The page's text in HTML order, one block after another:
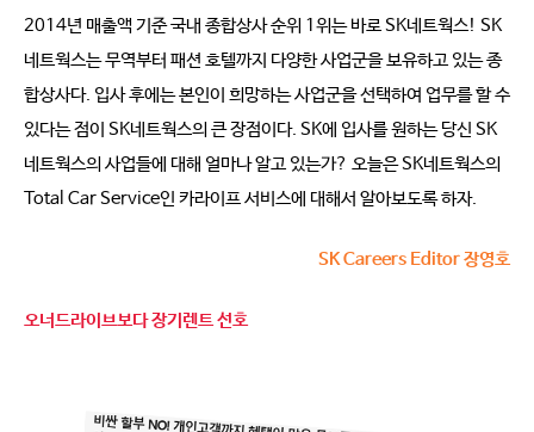
2014년 매출액 기준 국내 종합상사 순위 1위는 바로 SK네트웍스! SK
네트웍스는 무역부터 패션 호텔까지 다양한 사업군을 보유하고 있는 종
합상사다. 입사 후에는 본인이 희망하는 사업군을 선택하여 업무를 할 수
있다는 점이 SK네트웍스의 큰 장점이다. SK에 입사를 원하는 당신 SK
네트웍스의 사업들에 대해 얼마나 알고 있는가? 오늘은 SK네트웍스의
Total Car Service인 카라이프 서비스에 대해서 알아보도록 하자.
SK Careers Editor 장영호
오너드라이브보다 장기렌트 선호